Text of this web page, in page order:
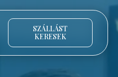
SZÁLLÁST
KERESEK